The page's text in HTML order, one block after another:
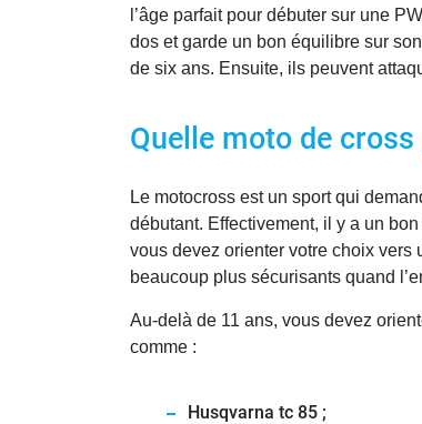
l’âge parfait pour débuter sur une
dos et garde un bon équilibre sur
de six ans. Ensuite, ils peuvent
Quelle moto de
Le motocross est un sport qui
débutant. Effectivement, il y a un
vous devez orienter votre choix vers
beaucoup plus sécurisants quand
Au-delà de 11 ans, vous devez
comme :
Husqvarna tc 85 ;